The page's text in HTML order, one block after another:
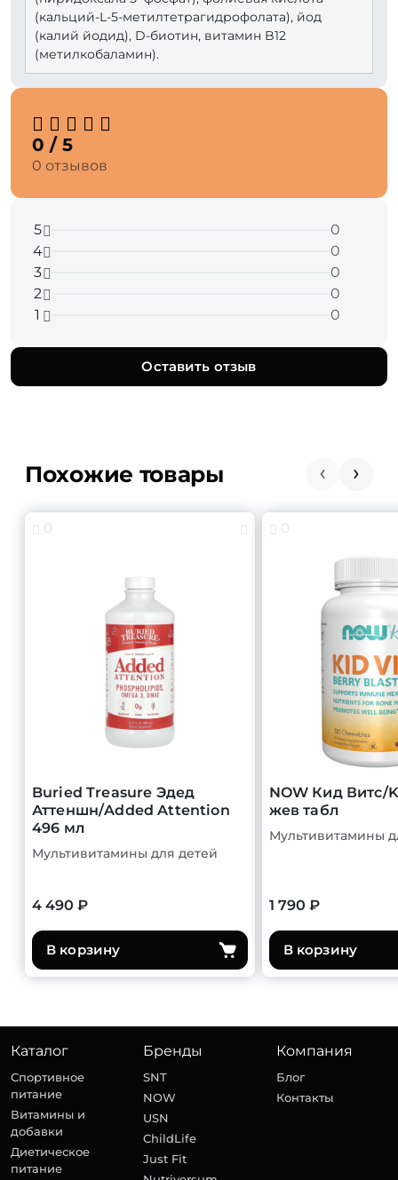
(кальций-L-5-метилтетрагидрофолата), йод
(калий йодид), D-биотин, витамин B12
(метилкобаламин).
0 / 5
0 отзывов
5
0
4
0
3
0
2
0
1
0
Оставить отзыв
Похожие товары
0
Buried Treasure Эдед
Аттеншн/Added Attention
496 мл
Мультивитамины для детей
4 490 ₽
В корзину
0
NOW Кид Витс/
жев табл
Мультивитамины
1 790 ₽
В корзину
Каталог
Спортивное
питание
Витамины и
добавки
Диетическое
питание
Бренды
SNT
NOW
USN
ChildLife
Just Fit
Компания
Блог
Контакты